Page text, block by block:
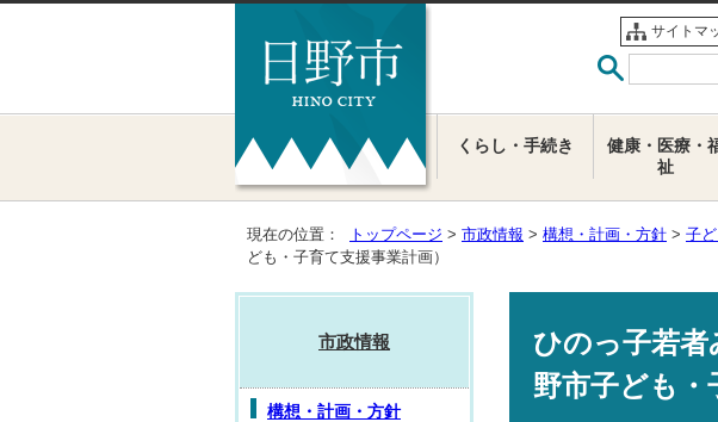
サイトマ
くらし・手続き
健康・医療・
祉
現在の位置： トップページ > 市政情報 > 構想・計画・方針 > 子ど
ども・子育て支援事業計画）
ひのっ子若者
野市子ども・
市政情報
構想・計画・方針